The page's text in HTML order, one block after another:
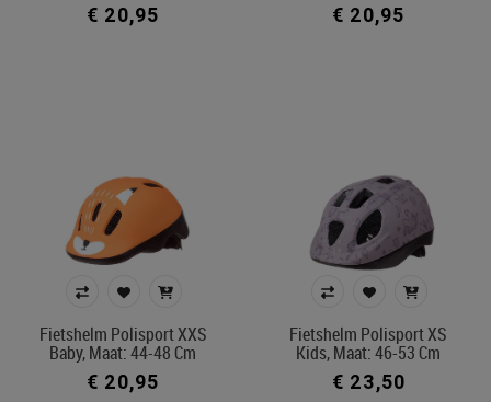
€ 20,95 € 20,95
Fietshelm Polisport XXS
Baby, Maat: 44-48 Cm
€ 20,95
Fietshelm Polisport XS
Kids, Maat: 46-53 Cm
€ 23,50